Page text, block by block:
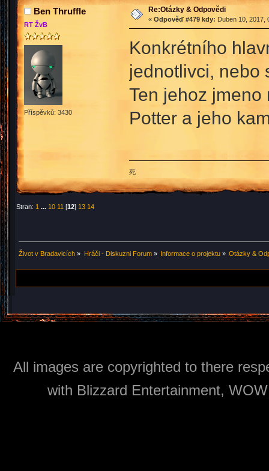
Ben Thruffle
RT ŽvB
Příspěvků: 3430
Re:Otázky & Odpovědi
« Odpověď #479 kdy: Duben 10, 2017,
Konkrétního
jednotlivci, nebo
Ten jehoz
Potter a jeho
死
Stran: 1 ... 10 11 [12] 13 14
Život v Bradavicích » Hráči - Diskuzni Forum» Informace o projektu» Otázky &
All images are copyrighted to there
with Blizzard Entertainment,